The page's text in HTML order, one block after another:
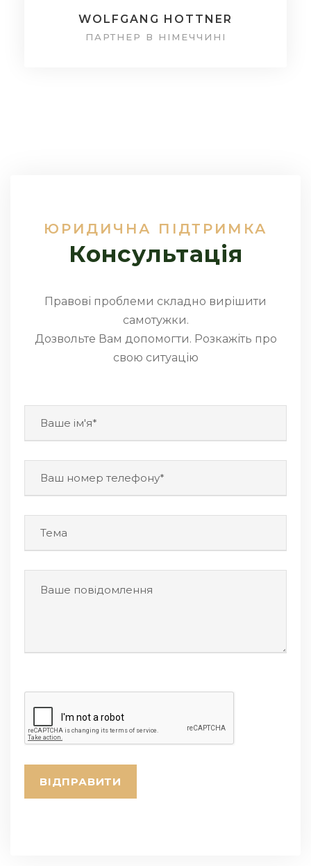
WOLFGANG HOTTNER
ПАРТНЕР В НІМЕЧЧИНІ
ЮРИДИЧНА ПІДТРИМКА
Консультація
Правові проблеми складно вирішити
самотужки.
Дозвольте Вам допомогти. Розкажіть про
свою ситуацію